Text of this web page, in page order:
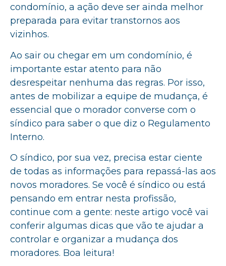
condomínio, a ação deve ser ainda melhor
preparada para evitar transtornos aos
vizinhos.
Ao sair ou chegar em um condomínio, é
importante estar atento para não
desrespeitar nenhuma das regras. Por isso,
antes de mobilizar a equipe de mudança, é
essencial que o morador converse com o
síndico para saber o que diz o Regulamento
Interno.
O síndico, por sua vez, precisa estar ciente
de todas as informações para repassá-las aos
novos moradores. Se você é síndico ou está
pensando em entrar nesta profissão,
continue com a gente: neste artigo você vai
conferir algumas dicas que vão te ajudar a
controlar e organizar a mudança dos
moradores. Boa leitura!